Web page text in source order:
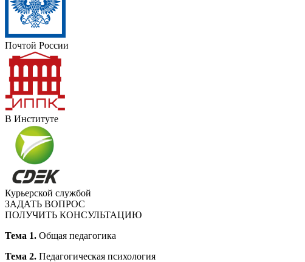
Почтой России
В Институте
Курьерской службой
ЗАДАТЬ ВОПРОС
ПОЛУЧИТЬ КОНСУЛЬТАЦИЮ
Тема 1. Общая педагогика
Тема 2. Педагогическая психология